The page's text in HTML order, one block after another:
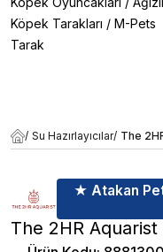
Köpek Tarakları / M-Pets
Tarak
/ Su Hazırlayıcılar/ The
★ Atakan
The 2HR